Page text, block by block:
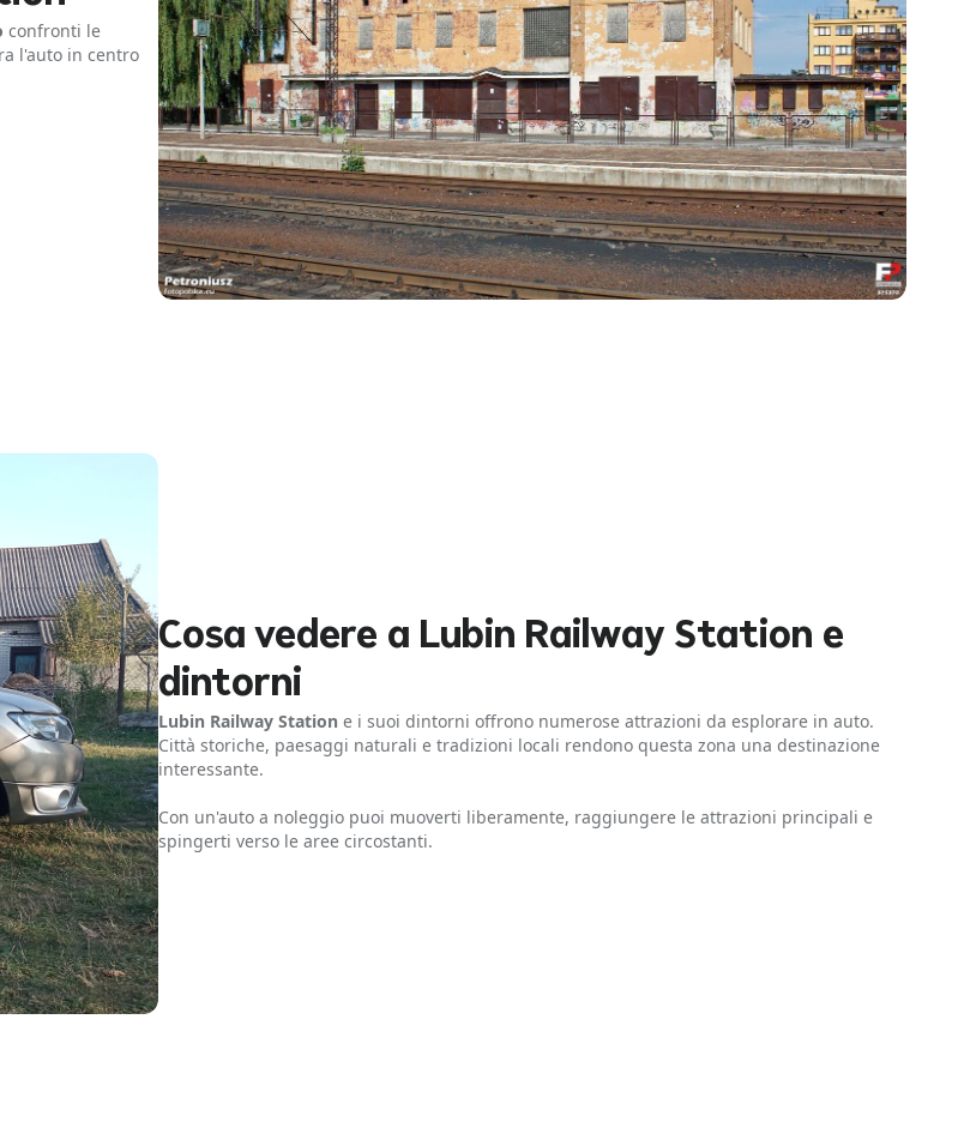
confronti le
l'auto in centro
Cosa vedere a Lubin Railway Station e
dintorni
Lubin Railway Station e i suoi dintorni offrono numerose attrazioni da esplorare in auto.
Città storiche, paesaggi naturali e tradizioni locali rendono questa zona una destinazione
interessante.
Con un'auto a noleggio puoi muoverti liberamente, raggiungere le attrazioni principali e
spingerti verso le aree circostanti.